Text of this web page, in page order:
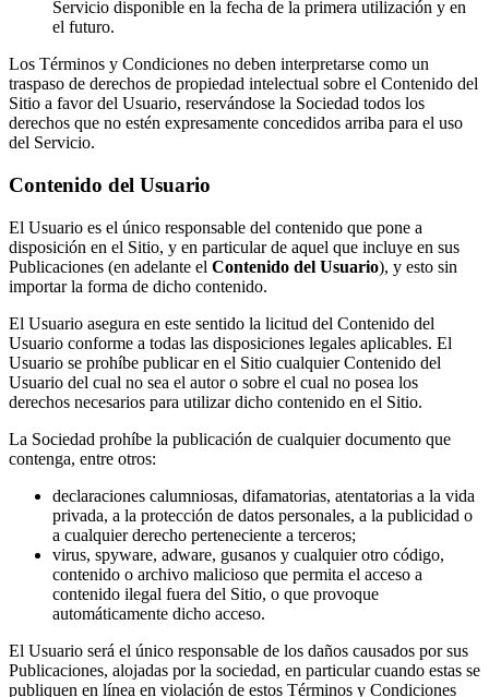
Servicio disponible en la fecha de la primera utilización y en
el futuro.
Los Términos y Condiciones no deben interpretarse como un
traspaso de derechos de propiedad intelectual sobre el Contenido del
Sitio a favor del Usuario, reservándose la Sociedad todos los
derechos que no estén expresamente concedidos arriba para el uso
del Servicio.
Contenido del Usuario
El Usuario es el único responsable del contenido que pone a
disposición en el Sitio, y en particular de aquel que incluye en sus
Publicaciones (en adelante el Contenido del Usuario), y esto sin
importar la forma de dicho contenido.
El Usuario asegura en este sentido la licitud del Contenido del
Usuario conforme a todas las disposiciones legales aplicables. El
Usuario se prohíbe publicar en el Sitio cualquier Contenido del
Usuario del cual no sea el autor o sobre el cual no posea los
derechos necesarios para utilizar dicho contenido en el Sitio.
La Sociedad prohíbe la publicación de cualquier documento que
contenga, entre otros:
declaraciones calumniosas, difamatorias, atentatorias a la vida
privada, a la protección de datos personales, a la publicidad o
a cualquier derecho perteneciente a terceros;
virus, spyware, adware, gusanos y cualquier otro código,
contenido o archivo malicioso que permita el acceso a
contenido ilegal fuera del Sitio, o que provoque
automáticamente dicho acceso.
El Usuario será el único responsable de los daños causados por sus
Publicaciones, alojadas por la sociedad, en particular cuando estas se
publiquen en línea en violación de estos Términos y Condiciones